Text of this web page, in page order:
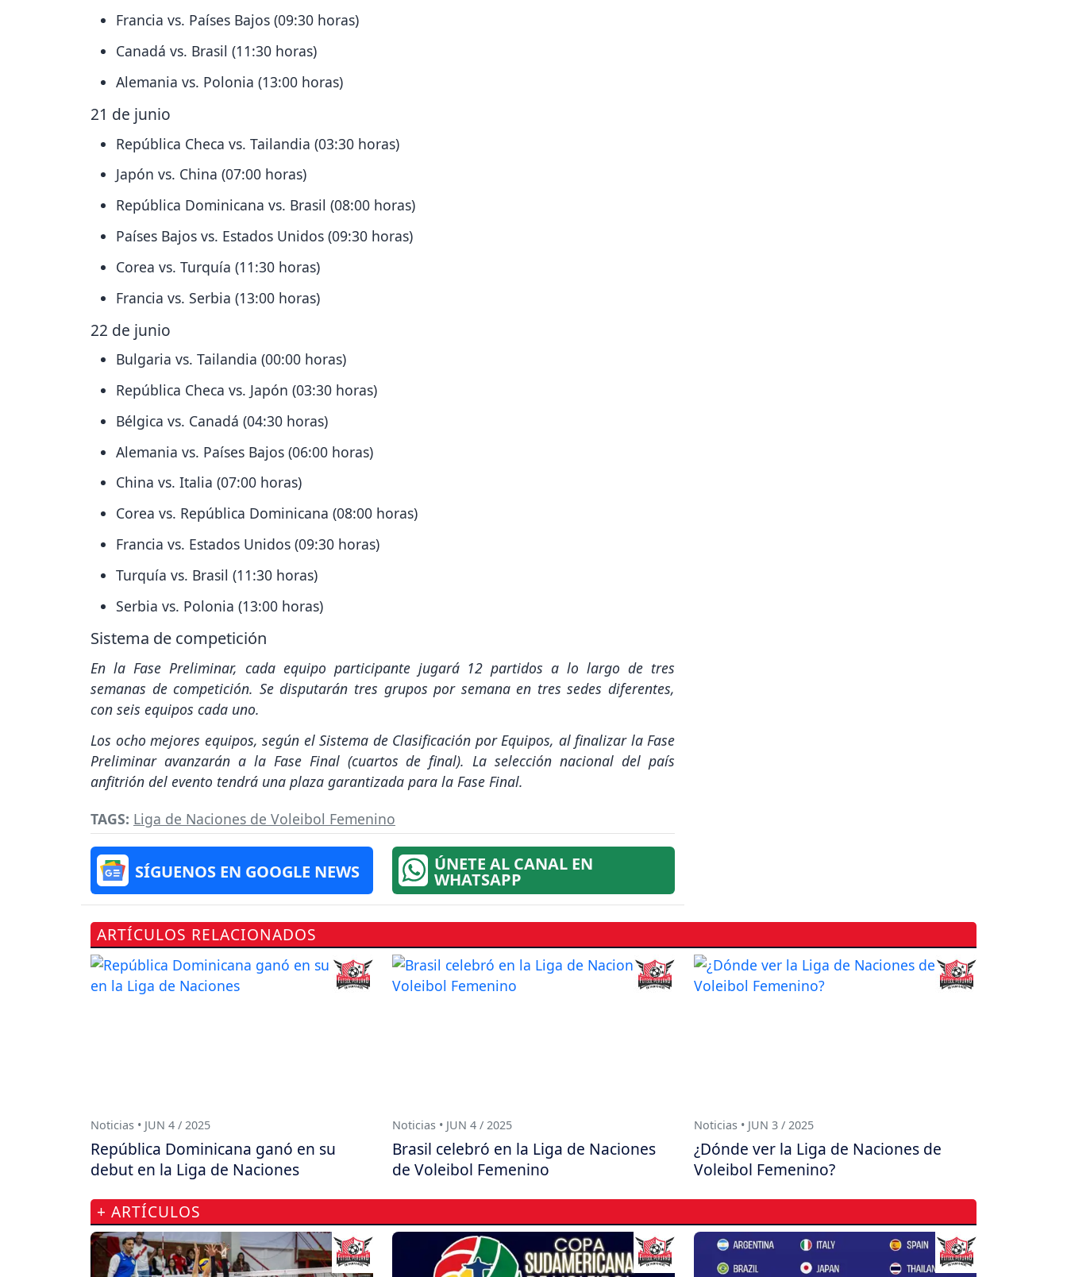
Francia vs. Países Bajos (09:30 horas)
Canadá vs. Brasil (11:30 horas)
Alemania vs. Polonia (13:00 horas)
21 de junio
República Checa vs. Tailandia (03:30 horas)
Japón vs. China (07:00 horas)
República Dominicana vs. Brasil (08:00 horas)
Países Bajos vs. Estados Unidos (09:30 horas)
Corea vs. Turquía (11:30 horas)
Francia vs. Serbia (13:00 horas)
22 de junio
Bulgaria vs. Tailandia (00:00 horas)
República Checa vs. Japón (03:30 horas)
Bélgica vs. Canadá (04:30 horas)
Alemania vs. Países Bajos (06:00 horas)
China vs. Italia (07:00 horas)
Corea vs. República Dominicana (08:00 horas)
Francia vs. Estados Unidos (09:30 horas)
Turquía vs. Brasil (11:30 horas)
Serbia vs. Polonia (13:00 horas)
Sistema de competición
En la Fase Preliminar, cada equipo participante jugará 12 partidos a lo largo de tres
semanas de competición. Se disputarán tres grupos por semana en tres sedes diferentes,
con seis equipos cada uno.
Los ocho mejores equipos, según el Sistema de Clasificación por Equipos, al finalizar la Fase
Preliminar avanzarán a la Fase Final (cuartos de final). La selección nacional del país
anfitrión del evento tendrá una plaza garantizada para la Fase Final.
TAGS: Liga de Naciones de Voleibol Femenino
SÍGUENOS EN GOOGLE NEWS ÚNETE AL CANAL EN
WHATSAPP
ARTÍCULOS RELACIONADOS
Noticias • JUN 4 / 2025
República Dominicana ganó en su
debut en la Liga de Naciones
Noticias • JUN 4 / 2025
Brasil celebró en la Liga de Naciones
de Voleibol Femenino
Noticias • JUN 3 / 2025
¿Dónde ver la Liga de Naciones de
Voleibol Femenino?
+ ARTÍCULOS